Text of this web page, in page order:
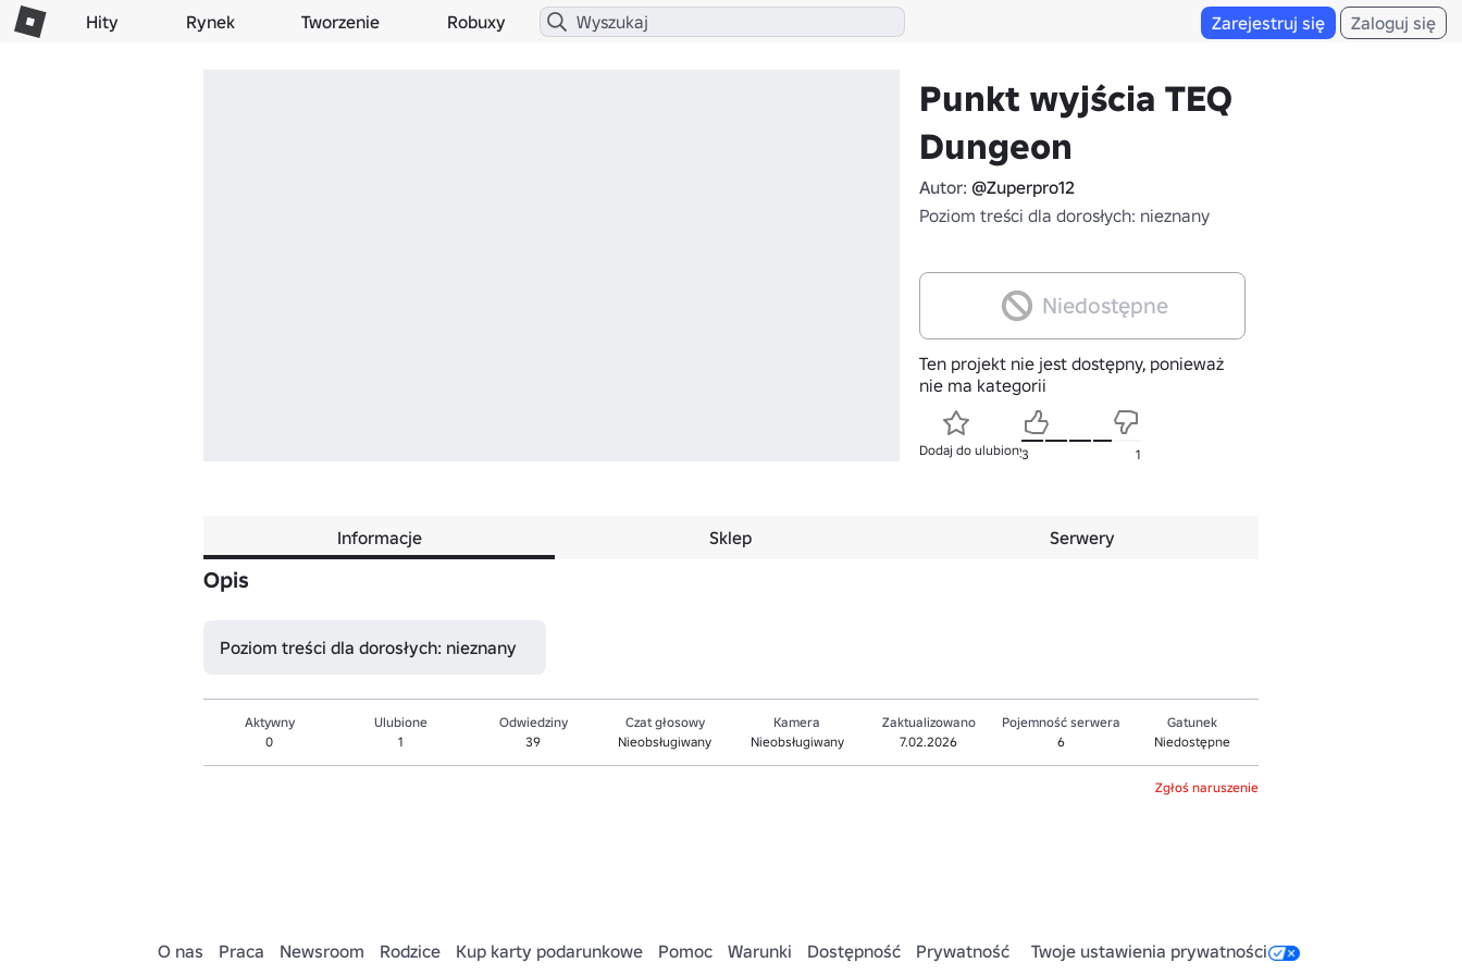
Hity Rynek Tworzenie Robuxy Zarejestruj się Zaloguj się
Punkt wyjścia TEQ
Dungeon
Autor: @Zuperpro12
Poziom treści dla dorosłych: nieznany
Niedostępne
Ten projekt nie jest dostępny, ponieważ
nie ma kategorii
Dodaj do ulubionych
3 1
Informacje Sklep Serwery
Opis
Poziom treści dla dorosłych: nieznany
Aktywny
0
Ulubione
1
Odwiedziny
39
Czat głosowy
Nieobsługiwany
Kamera
Nieobsługiwany
Zaktualizowano
7.02.2026
Pojemność serwera
6
Gatunek
Niedostępne
Zgłoś naruszenie
O nas Praca Newsroom Rodzice Kup karty podarunkowe Pomoc Warunki Dostępność Prywatność Twoje ustawienia prywatności